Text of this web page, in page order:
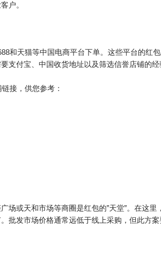
户。
和天猫等中国电商平台下单。这些平台的红
支付宝、中国收货地址以及筛选信誉店铺的
接，供您参考：
场或天和市场等商圈是红包的”天堂”。在这
批发市场价格通常远低于线上采购，但此方